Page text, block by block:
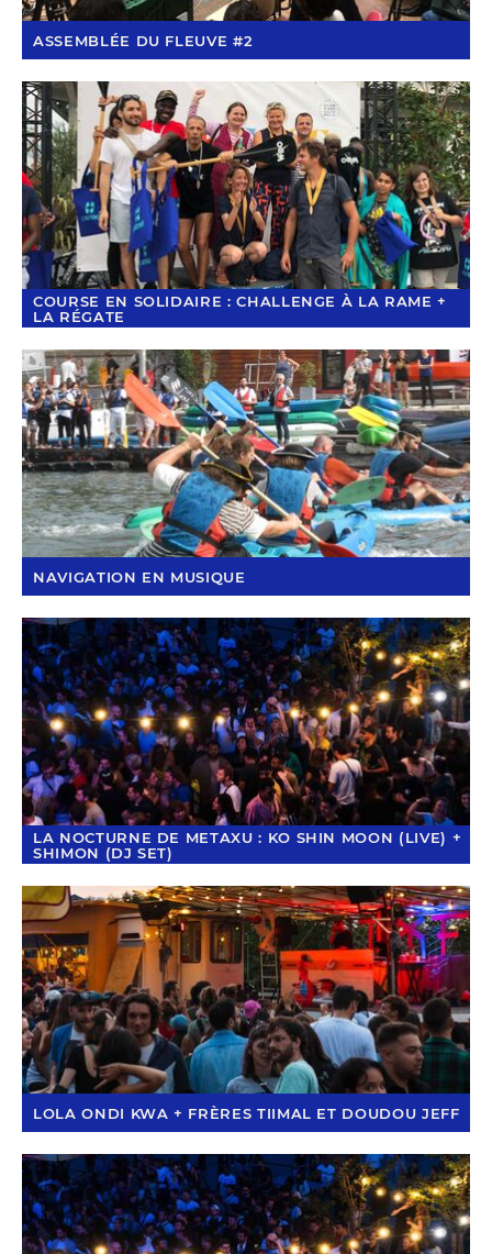
ASSEMBLÉE DU FLEUVE #2
COURSE EN SOLIDAIRE : CHALLENGE À LA RAME +
LA RÉGATE
NAVIGATION EN MUSIQUE
LA NOCTURNE DE METAXU : KO SHIN MOON (LIVE) +
SHIMON (DJ SET)
LOLA ONDI KWA + FRÈRES TIIMAL ET DOUDOU JEFF